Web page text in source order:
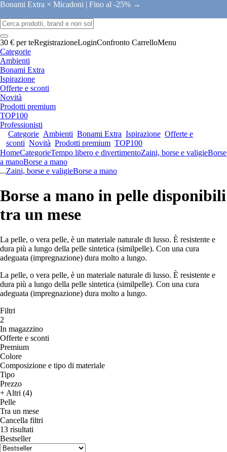
Bonami Extra × Micadoni | Fino al -25% →
30 € per teRegistrazioneLoginConfronto CarrelloMenu
Categorie
Ambienti
Bonami Extra
Ispirazione
Offerte e sconti
Novità
Prodotti premium
TOP100
Professionisti
Categorie Ambienti Bonami Extra Ispirazione Offerte e
sconti Novità Prodotti premium TOP100
HomeCategorieTempo libero e divertimentoZaini, borse e valigieBorse
a manoBorse a mano
...Zaini, borse e valigieBorse a mano
Borse a mano in pelle disponibili
tra un mese
La pelle, o vera pelle, è un materiale naturale di lusso. È resistente e
dura più a lungo della pelle sintetica (similpelle). Con una cura
adeguata (impregnazione) dura molto a lungo.
La pelle, o vera pelle, è un materiale naturale di lusso. È resistente e
dura più a lungo della pelle sintetica (similpelle). Con una cura
adeguata (impregnazione) dura molto a lungo.
Filtri
2
In magazzino
Offerte e sconti
Premium
Colore
Composizione e tipo di materiale
Tipo
Prezzo
+ Altri (4)
Pelle
Tra un mese
Cancella filtri
13 risultati
Bestseller